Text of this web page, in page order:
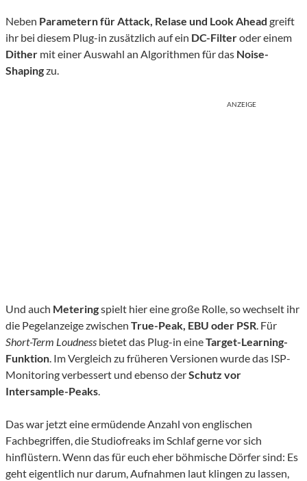
Neben Parametern für Attack, Relase und Look Ahead greift
ihr bei diesem Plug-in zusätzlich auf ein DC-Filteroder einem
Dither mit einer Auswahl an Algorithmen für das Noise-
Shapingzu.
ANZEIGE
Und auch Meteringspielt hier eine große Rolle, so wechselt ihr
die Pegelanzeige zwischen True-Peak, EBU oder PSR. Für
Short-Term Loudness bietet das Plug-in eineTarget-Learning-
Funktion. Im Vergleich zu früheren Versionen wurde das ISP-
Monitoring verbessert und ebenso derSchutz vor
Intersample-Peaks.
Das war jetzt eine ermüdende Anzahl von englischen
Fachbegriffen, die Studiofreaks im Schlaf gerne vor sich
hinflüstern. Wenn das für euch eher böhmische Dörfer sind: Es
geht eigentlich nur darum, Aufnahmen laut klingen zu lassen,